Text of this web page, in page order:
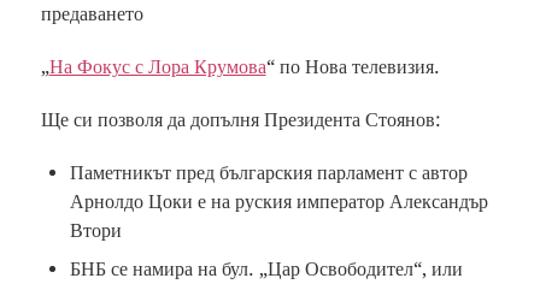
предаването
„На Фокус с Лора Крумова“ по Нова телевизия.
Ще си позволя да допълня Президента Стоянов:
Паметникът пред българския парламент с автор
Арнолдо Цоки е на руския император Александър
Втори
БНБ се намира на бул. „Цар Освободител“, или